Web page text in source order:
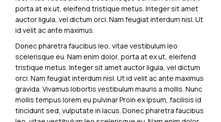
porta at ex ut, eleifend tristique metus. Integer sit amet
auctor ligula, vel dictum orci. Nam feugiat interdum nisl. Ut
id velit ac ante maximus.
Donec pharetra faucibus leo, vitae vestibulum leo
scelerisque eu. Nam enim dolor, porta at ex ut, eleifend
tristique metus. Integer sit amet auctor ligula, vel dictum
orci. Nam feugiat interdum nisl. Ut id velit ac ante maximus
gravida. Vivamus lobortis vestibulum mauris a mollis. Nunc
mollis tempus lorem eu pulvinar Proin ex ipsum, facilisis id
tincidunt sed, vulputate in lacus. Donec pharetra faucibus